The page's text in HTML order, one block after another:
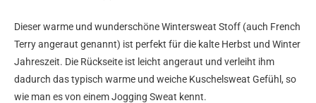
Dieser warme und wunderschöne Wintersweat Stoff (auch French
Terry angeraut genannt) ist perfekt für die kalte Herbst und Winter
Jahreszeit. Die Rückseite ist leicht angeraut und verleiht ihm
dadurch das typisch warme und weiche Kuschelsweat Gefühl, so
wie man es von einem Jogging Sweat kennt.